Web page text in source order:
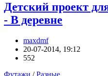
Детский проект
- В деревне
maxdmf
20-07-2014, 19:12
552